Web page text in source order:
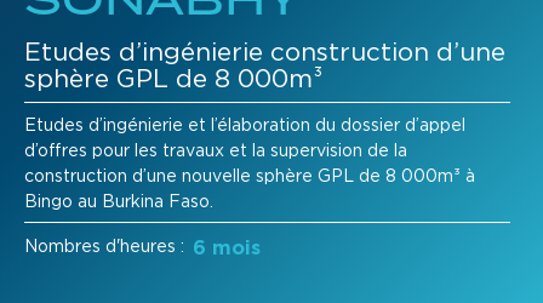
Etudes d’ingénierie construction d’une
sphère GPL de 8 000m³
Etudes d’ingénierie et l’élaboration du dossier d’appel
d’offres pour les travaux et la supervision de la
construction d’une nouvelle sphère GPL de 8 000m³ à
Bingo au Burkina Faso.
Nombres d'heures : 6 mois